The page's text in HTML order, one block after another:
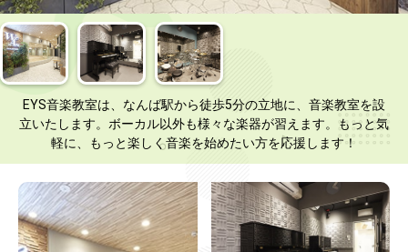
EYS音楽教室は、なんば駅から徒歩5分の立地に、音楽教室を設
立いたします。ボーカル以外も様々な楽器が習えます。もっと気
軽に、もっと楽しく音楽を始めたい方を応援します！